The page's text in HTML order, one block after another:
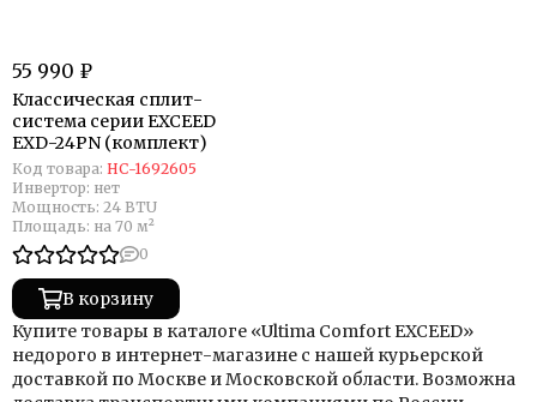
55 990 ₽
Классическая сплит-
система серии EXCEED
EXD-24PN (комплект)
Код товара: НС-1692605
Инвертор: нет
Мощность: 24 BTU
Площадь: на 70 м²
0
В корзину
Купите товары в каталоге «Ultima Comfort EXCEED»
недорого в интернет-магазине с нашей курьерской
доставкой по Москве и Московской области. Возможна